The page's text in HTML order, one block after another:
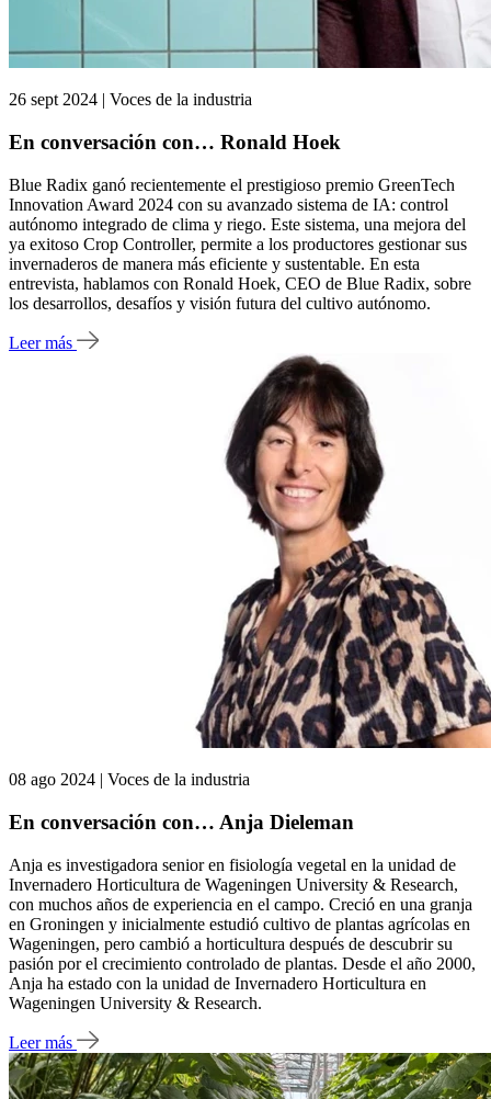
26 sept 2024 | Voces de la industria
En conversación con… Ronald Hoek
Blue Radix ganó recientemente el prestigioso premio GreenTech
Innovation Award 2024 con su avanzado sistema de IA: control
autónomo integrado de clima y riego. Este sistema, una mejora del
ya exitoso Crop Controller, permite a los productores gestionar sus
invernaderos de manera más eficiente y sustentable. En esta
entrevista, hablamos con Ronald Hoek, CEO de Blue Radix, sobre
los desarrollos, desafíos y visión futura del cultivo autónomo.
Leer más
08 ago 2024 | Voces de la industria
En conversación con… Anja Dieleman
Anja es investigadora senior en fisiología vegetal en la unidad de
Invernadero Horticultura de Wageningen University & Research,
con muchos años de experiencia en el campo. Creció en una granja
en Groningen y inicialmente estudió cultivo de plantas agrícolas en
Wageningen, pero cambió a horticultura después de descubrir su
pasión por el crecimiento controlado de plantas. Desde el año 2000,
Anja ha estado con la unidad de Invernadero Horticultura en
Wageningen University & Research.
Leer más